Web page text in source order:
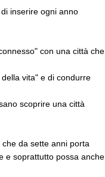
inserire ogni anno
con una città che
vita" e di condurre
scoprire una città
da sette anni porta
e soprattutto possa anche